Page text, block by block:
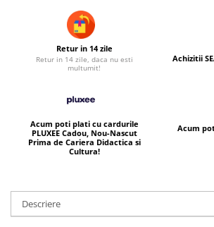
Tarc joaca copii
Tarc joaca bebe
Tarc joaca cu bile
Corturi copii
Retur in 14 zile
Retur in 14 zile, daca nu esti
multumit!
Achizitii
Acum poti plati cu cardurile
PLUXEE Cadou, Nou-Nascut
Prima de Cariera Didactica si
Cultura!
Acum
Descriere